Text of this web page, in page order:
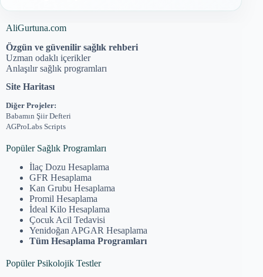
AliGurtuna.com
Özgün ve güvenilir sağlık rehberi
Uzman odaklı içerikler
Anlaşılır sağlık programları
Site Haritası
Diğer Projeler:
Babamın Şiir Defteri
AGProLabs Scripts
Popüler Sağlık Programları
İlaç Dozu Hesaplama
GFR Hesaplama
Kan Grubu Hesaplama
Promil Hesaplama
İdeal Kilo Hesaplama
Çocuk Acil Tedavisi
Yenidoğan APGAR Hesaplama
Tüm Hesaplama Programları
Popüler Psikolojik Testler